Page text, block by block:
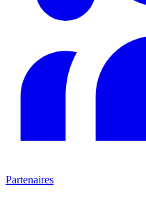
Partenaires